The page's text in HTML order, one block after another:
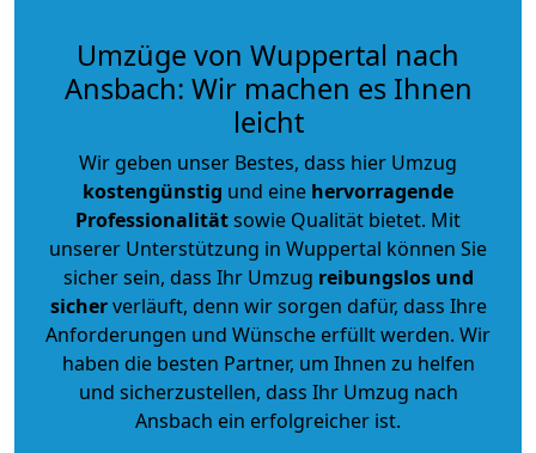
Umzüge von Wuppertal nach
Ansbach: Wir machen es Ihnen
leicht
Wir geben unser Bestes, dass hier Umzug
kostengünstig und eine hervorragende
Professionalitätsowie Qualität bietet. Mit
unserer Unterstützung in Wuppertal können Sie
sicher sein, dass Ihr Umzug reibungslos und
sicherverläuft, denn wir sorgen dafür, dass Ihre
Anforderungen und Wünsche erfüllt werden. Wir
haben die besten Partner, um Ihnen zu helfen
und sicherzustellen, dass Ihr Umzug nach
Ansbach ein erfolgreicher ist.